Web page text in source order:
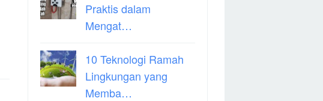
Praktis dalam
Mengat…
10 Teknologi Ramah
Lingkungan yang
Memba…